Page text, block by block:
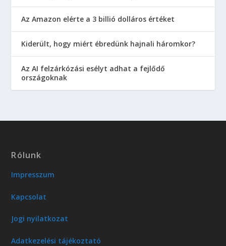
Az Amazon elérte a 3 billió dolláros értéket
Kiderült, hogy miért ébredünk hajnali háromkor?
Az AI felzárkózási esélyt adhat a fejlődő
országoknak
Rólunk
Impresszum
Kapcsolat
Jogi nyilatkozat
Adatkezelési tájékoztató